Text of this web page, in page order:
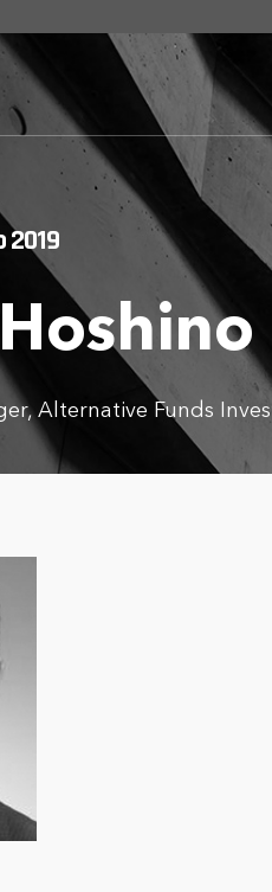
2019
Alternative Funds